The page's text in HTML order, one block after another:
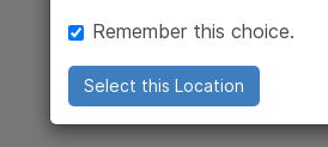
理システム（LIMS）
実験セットアップ
タの保存とセキュリティ
Remember this choice.
Select this Location